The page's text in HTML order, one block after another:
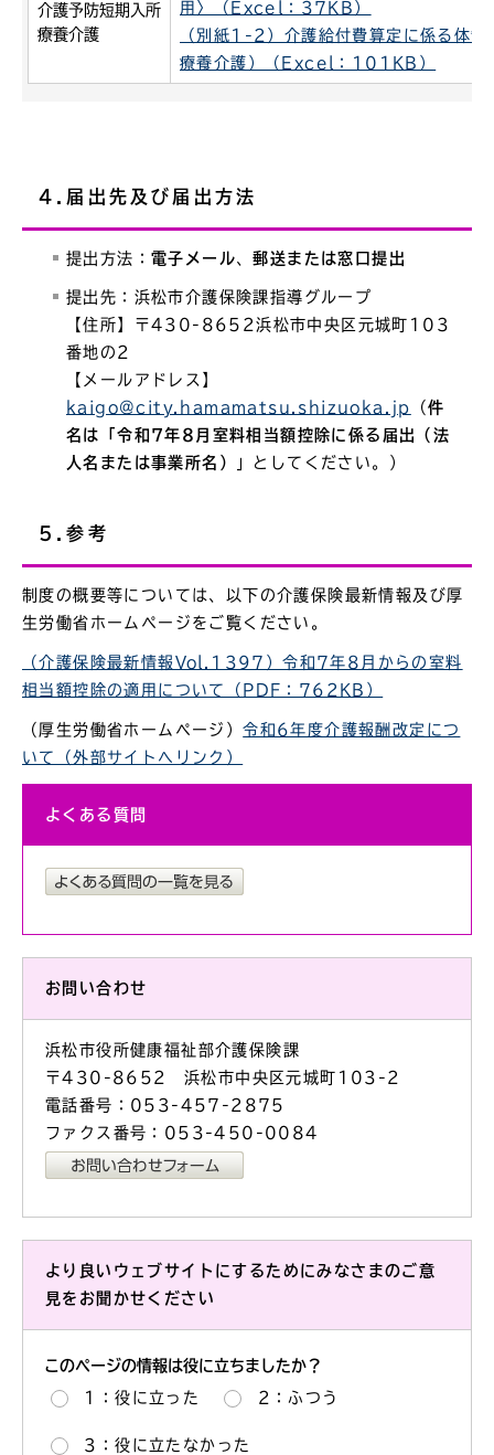
介護予防短期入所
療養介護
用〉（Excel：37KB）
（別紙1-2）介護給付費算定に係る体制
療養介護）（Excel：101KB）
4.届出先及び届出方法
提出方法： 電子メール、郵送または窓口提出
提出先：浜松市介護保険課指導グループ
【住所】〒430-8652浜松市中央区元城町103
番地の2
【メールアドレス】
kaigo@city.hamamatsu.shizuoka.jp
（件
名は「令和7年8月室料相当額控除に係る届出（法
人名または事業所名）
」としてください。）
5.参考
制度の概要等については、以下の介護保険最新情報及び厚
生労働省ホームページをご覧ください。
（介護保険最新情報Vol.1397）令和7年8月からの室料
相当額控除の適用について（PDF：762KB）
（厚生労働省ホームページ）令和6年度介護報酬改定につ
いて（外部サイトへリンク）
よくある質問
お問い合わせ
浜松市役所健康福祉部介護保険課
〒430-8652 浜松市中央区元城町103-2
電話番号：053-457-2875
ファクス番号：053-450-0084
より良いウェブサイトにするためにみなさまのご意
見をお聞かせください
このページの情報は役に立ちましたか？
1：役に立った 2：ふつう
3：役に立たなかった